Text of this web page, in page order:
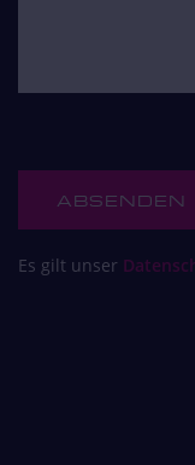
Es gilt unser